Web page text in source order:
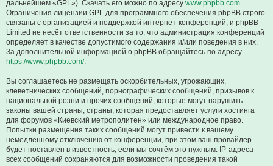
дальнейшем «GPL»). Скачать его можно по адресу www.phpbb.com.
Ограничения лицензии GPL для программного обеспечения phpBB строго
связаны с организацией и поддержкой интернет-конференций, и phpBB
Limited не несёт ответственности за то, что администрация конференций
определяет в качестве допустимого содержания и/или поведения в них.
За дополнительной информацией о phpBB обращайтесь по адресу
https://www.phpbb.com/.
Вы соглашаетесь не размещать оскорбительных, угрожающих,
клеветнических сообщений, порнографических сообщений, призывов к
национальной розни и прочих сообщений, которые могут нарушить
законы вашей страны, страны, которая предоставляет услуги хостинга
для форумов «Киевский метрополитен» или международное право.
Попытки размещения таких сообщений могут привести к вашему
немедленному отключению от конференции, при этом ваш провайдер
будет поставлен в известность, если мы сочтём это нужным. IP-адреса
всех сообщений сохраняются для возможности проведения такой